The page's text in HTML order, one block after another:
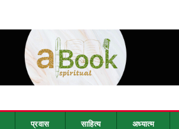
प्रवास साहित्य अध्यात्म